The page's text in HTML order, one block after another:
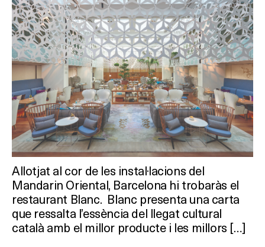
Allotjat al cor de les instal·lacions del
Mandarin Oriental, Barcelona hi trobaràs el
restaurant Blanc. Blanc presenta una carta
que ressalta l’essència del llegat cultural
català amb el millor producte i les millors […]